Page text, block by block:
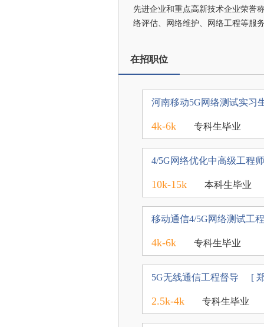
先进企业和重点高新技术企业荣誉
络评估、网络维护、网络工程等服
在招职位
河南移动5G网络测试实习
4k-6k 专科生毕业
4/5G网络优化中高级工程师
10k-15k 本科生毕业
移动通信4/5G网络测试工
4k-6k 专科生毕业
5G无线通信工程督导 [
2.5k-4k 专科生毕业